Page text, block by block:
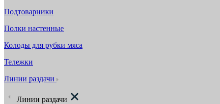
Подтоварники
Полки настенные
Колоды для рубки мяса
Тележки
Линии раздачи
Линии раздачи